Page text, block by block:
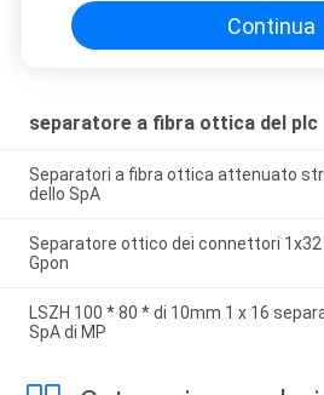
Continua
separatore a fibra ottica del plc
Separatori a fibra ottica attenuato
dello SpA
Separatore ottico dei connettori 1x32
Gpon
LSZH 100 * 80 * di 10mm 1 x 16
SpA di MP